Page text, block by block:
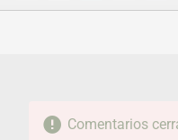
FACEBOOKTWITTERFLIPBOARD
E-
Comentarios